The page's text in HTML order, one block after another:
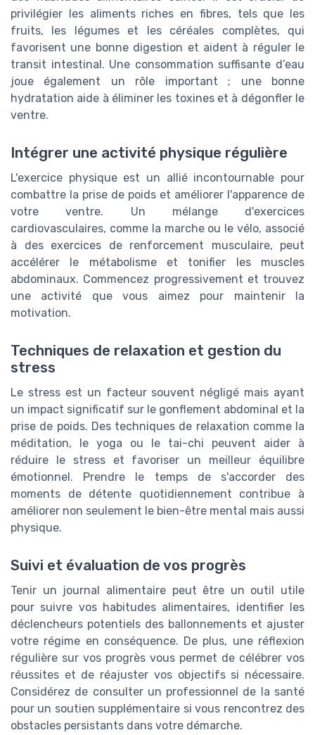
privilégier les aliments riches en fibres, tels que les
fruits, les légumes et les céréales complètes, qui
favorisent une bonne digestion et aident à réguler le
transit intestinal. Une consommation suffisante d’eau
joue également un rôle important ; une bonne
hydratation aide à éliminer les toxines et à dégonfler le
ventre.
Intégrer une activité physique régulière
L'exercice physique est un allié incontournable pour
combattre la prise de poids et améliorer l'apparence de
votre ventre. Un mélange d'exercices
cardiovasculaires, comme la marche ou le vélo, associé
à des exercices de renforcement musculaire, peut
accélérer le métabolisme et tonifier les muscles
abdominaux. Commencez progressivement et trouvez
une activité que vous aimez pour maintenir la
motivation.
Techniques de relaxation et gestion du
stress
Le stress est un facteur souvent négligé mais ayant
un impact significatif sur le gonflement abdominal et la
prise de poids. Des techniques de relaxation comme la
méditation, le yoga ou le tai-chi peuvent aider à
réduire le stress et favoriser un meilleur équilibre
émotionnel. Prendre le temps de s'accorder des
moments de détente quotidiennement contribue à
améliorer non seulement le bien-être mental mais aussi
physique.
Suivi et évaluation de vos progrès
Tenir un journal alimentaire peut être un outil utile
pour suivre vos habitudes alimentaires, identifier les
déclencheurs potentiels des ballonnements et ajuster
votre régime en conséquence. De plus, une réflexion
régulière sur vos progrès vous permet de célébrer vos
réussites et de réajuster vos objectifs si nécessaire.
Considérez de consulter un professionnel de la santé
pour un soutien supplémentaire si vous rencontrez des
obstacles persistants dans votre démarche.